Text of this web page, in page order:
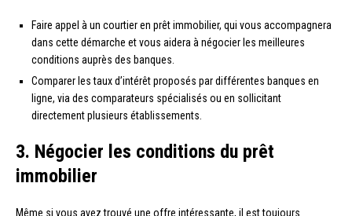
Faire appel à un courtier en prêt immobilier, qui vous accompagnera
dans cette démarche et vous aidera à négocier les meilleures
conditions auprès des banques.
Comparer les taux d’intérêt proposés par différentes banques en
ligne, via des comparateurs spécialisés ou en sollicitant
directement plusieurs établissements.
3. Négocier les conditions du prêt
immobilier
Même si vous avez trouvé une offre intéressante, il est toujours